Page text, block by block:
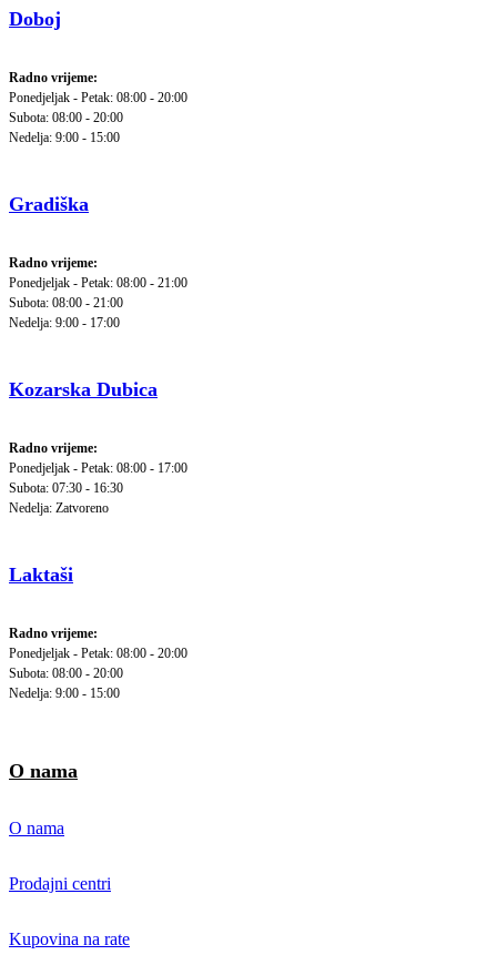
Doboj
Radno vrijeme:
Ponedjeljak - Petak: 08:00 - 20:00
Subota: 08:00 - 20:00
Nedelja: 9:00 - 15:00
Gradiška
Radno vrijeme:
Ponedjeljak - Petak: 08:00 - 21:00
Subota: 08:00 - 21:00
Nedelja: 9:00 - 17:00
Kozarska Dubica
Radno vrijeme:
Ponedjeljak - Petak: 08:00 - 17:00
Subota: 07:30 - 16:30
Nedelja: Zatvoreno
Laktaši
Radno vrijeme:
Ponedjeljak - Petak: 08:00 - 20:00
Subota: 08:00 - 20:00
Nedelja: 9:00 - 15:00
O nama
O nama
Prodajni centri
Kupovina na rate